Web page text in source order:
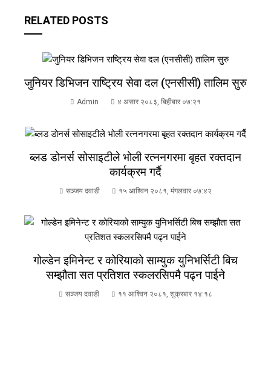
RELATED POSTS
जुनियर डिभिजन राष्ट्रिय सेवा दल (एनसीसी) तालिम सुरु
Admin ४ असार २०८३, बिहीबार ०७:२१
ब्लड डोनर्स सोसाइटीले भोली रत्ननगरमा बृहत रक्तदान
कार्यक्रम गर्दै
सञ्जय दवाडी १५ आश्विन २०८१, मंगलवार ०७:४२
गोल्डेन इमिनेन्ट र कोरियाको साम्युक युनिभर्सिटी बिच
सम्झौता सत प्रतिशत स्कलरसिपमै पढ्न पाईने
सञ्जय दवाडी ११ आश्विन २०८१, शुक्रबार १४:१८